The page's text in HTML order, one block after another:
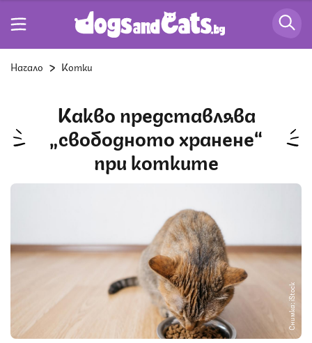
Начало Котки
Какво представлява
„свободното хранене“
при котките
Снимка: iStock